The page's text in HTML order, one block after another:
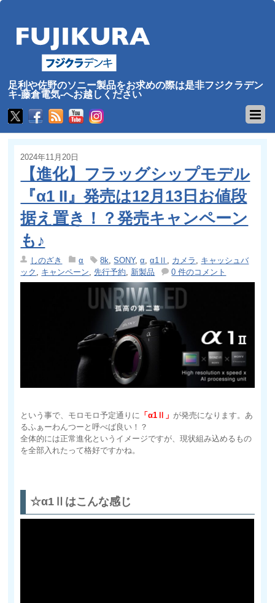
足利や佐野のソニー製品をお求めの際は是非フジクラデン
キ-藤倉電気-へお越しください
2024年11月20日
【進化】フラッグシップモデル
『α1 II』発売は12月13日お値段
据え置き！？発売キャンペーン
も♪
しのざき α 8k ,SONY,α ,α1Ⅱ カメラ
キャッシュバ
ック
キャンペーン ,先行予約 新製品 0 件のコメント
という事で、モロモロ予定通りに 「α1Ⅱ」 が発売になります。あ
るふぁーわんつーと呼べば良い！？
全体的には正常進化というイメージですが、現状組み込めるもの
を全部入れたって格好ですかね。
☆α1Ⅱはこんな感じ